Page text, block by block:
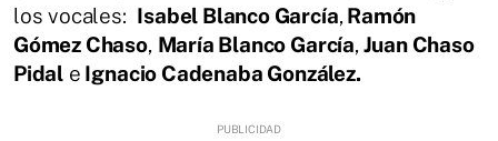
los vocales: Isabel Blanco García, Ramón
Gómez Chaso, María Blanco García, Juan Chaso
Pidal e Ignacio Cadenaba González.